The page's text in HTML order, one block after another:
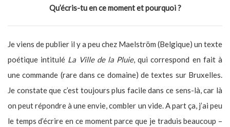
Qu’écris-tu en ce moment et pourquoi ?
Je viens de publier il y a peu chez Maelström (Belgique) un texte
poétique intitulé La Ville de la Pluie, qui correspond en fait à
une commande (rare dans ce domaine) de textes sur Bruxelles.
Je constate que c’est toujours plus facile dans ce sens-là, car là
on peut répondre à une envie, combler un vide. A part ça, j’ai peu
le temps d’écrire en ce moment parce que je traduis beaucoup –